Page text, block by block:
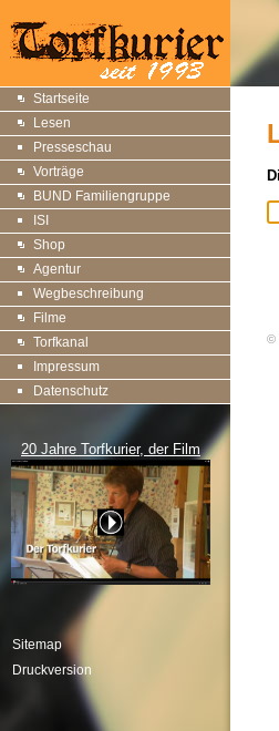
Startseite
Lesen
Presseschau
Vorträge
BUND Familiengruppe
ISI
Shop
Agentur
Wegbeschreibung
Filme
Torfkanal
Impressum
Datenschutz
20 Jahre Torfkurier, der Film
Sitemap
Druckversion
©